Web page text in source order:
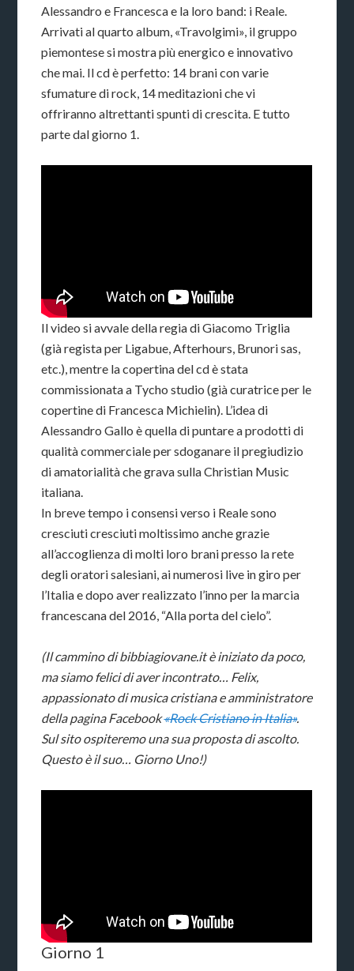
Alessandro e Francesca e la loro band: i Reale.
Arrivati al quarto album, «Travolgimi», il gruppo
piemontese si mostra più energico e innovativo
che mai. Il cd è perfetto: 14 brani con varie
sfumature di rock, 14 meditazioni che vi
offriranno altrettanti spunti di crescita. E tutto
parte dal giorno 1.
Il video si avvale della regia di Giacomo Triglia
(già regista per Ligabue, Afterhours, Brunori sas,
etc.), mentre la copertina del cd è stata
commissionata a Tycho studio (già curatrice per le
copertine di Francesca Michielin). L’idea di
Alessandro Gallo è quella di puntare a prodotti di
qualità commerciale per sdoganare il pregiudizio
di amatorialità che grava sulla Christian Music
italiana.
In breve tempo i consensi verso i Reale sono
cresciuti cresciuti moltissimo anche grazie
all’accoglienza di molti loro brani presso la rete
degli oratori salesiani, ai numerosi live in giro per
l’Italia e dopo aver realizzato l’inno per la marcia
francescana del 2016, “Alla porta del cielo”.
(Il cammino di bibbiagiovane.it è iniziato da poco,
ma siamo felici di aver incontrato… Felix,
appassionato di musica cristiana e amministratore
della pagina Facebook«Rock Cristiano in Italia».
Sul sito ospiteremo una sua proposta di ascolto.
Questo è il suo… Giorno Uno!)
Giorno 1